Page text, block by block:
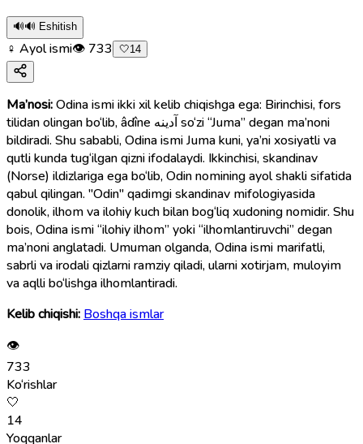
🔊🔊 Eshitish
♀ Ayol ismi👁 733 🤍14
Ma’nosi:Odina ismi ikki xil kelib chiqishga ega: Birinchisi, fors
tilidan olingan bo‘lib, âdîne آدينه so‘zi “Juma” degan ma’noni
bildiradi. Shu sababli, Odina ismi Juma kuni, ya’ni xosiyatli va
qutli kunda tug‘ilgan qizni ifodalaydi. Ikkinchisi, skandinav
(Norse) ildizlariga ega bo‘lib, Odin nomining ayol shakli sifatida
qabul qilingan. "Odin" qadimgi skandinav mifologiyasida
donolik, ilhom va ilohiy kuch bilan bog‘liq xudoning nomidir. Shu
bois, Odina ismi “ilohiy ilhom” yoki “ilhomlantiruvchi” degan
ma’noni anglatadi. Umuman olganda, Odina ismi marifatli,
sabrli va irodali qizlarni ramziy qiladi, ularni xotirjam, muloyim
va aqlli bo‘lishga ilhomlantiradi.
Kelib chiqishi: Boshqa ismlar
👁
733
Ko‘rishlar
🤍
14
Yoqqanlar